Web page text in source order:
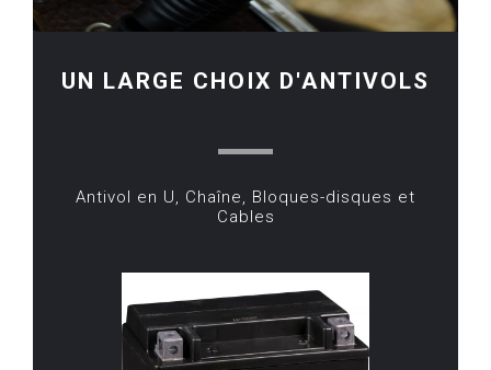
UN LARGE CHOIX D'ANTIVOLS
Antivol en U, Chaîne, Bloques-disques et
Cables